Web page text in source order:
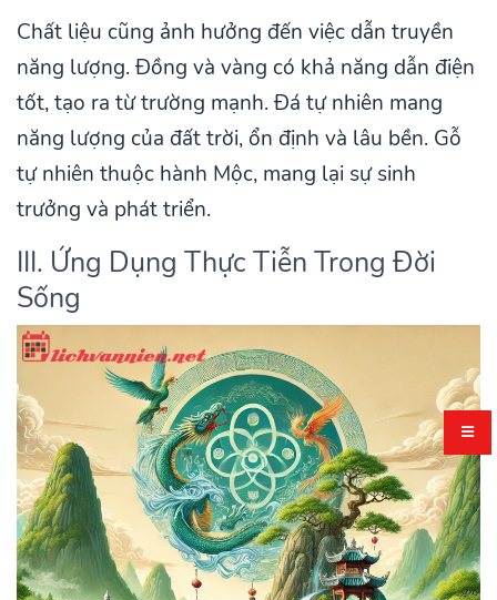
Chất liệu cũng ảnh hưởng đến việc dẫn truyền
năng lượng. Đồng và vàng có khả năng dẫn điện
tốt, tạo ra từ trường mạnh. Đá tự nhiên mang
năng lượng của đất trời, ổn định và lâu bền. Gỗ
tự nhiên thuộc hành Mộc, mang lại sự sinh
trưởng và phát triển.
III. Ứng Dụng Thực Tiễn Trong Đời
Sống